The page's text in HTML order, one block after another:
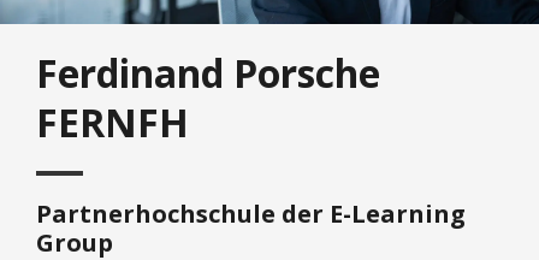
Ferdinand Porsche
FERNFH
Partnerhochschule der E-Learning
Group